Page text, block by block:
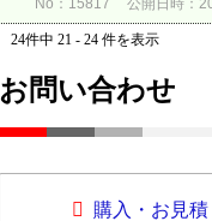
No：15817 公開日時：
24件中 21 - 24 件を表示
お問い合わせ
購入・お見